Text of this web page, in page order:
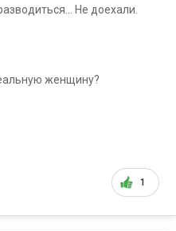
Не доехали.
женщину?
1